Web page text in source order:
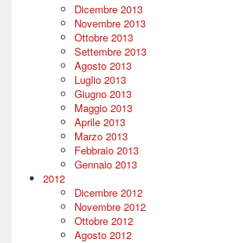
Dicembre 2013
Novembre 2013
Ottobre 2013
Settembre 2013
Agosto 2013
Luglio 2013
Giugno 2013
Maggio 2013
Aprile 2013
Marzo 2013
Febbraio 2013
Gennaio 2013
2012
Dicembre 2012
Novembre 2012
Ottobre 2012
Agosto 2012